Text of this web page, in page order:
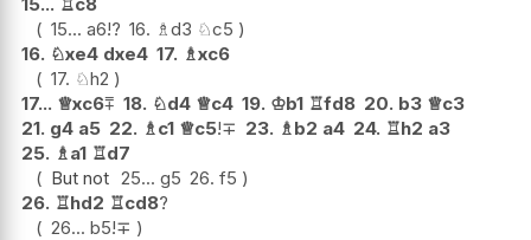
15... a6!? 16. ♗d3 ♘c5
16. ♘xe4 dxe4 17. ♗xc6
17. ♘h2
17... ♕xc6⩱ 18. ♘d4 ♕c4 19. ♔b1 ♖fd8 20. b3 ♕c3
21. g4 a5 22. ♗c1 ♕c5!∓ 23. ♗b2 a4 24. ♖h2 a3
25. ♗a1 ♖d7
But not 25... g5 26. f5
26. ♖hd2 ♖cd8?
26... b5!∓